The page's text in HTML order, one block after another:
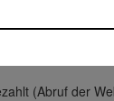
(Abruf der